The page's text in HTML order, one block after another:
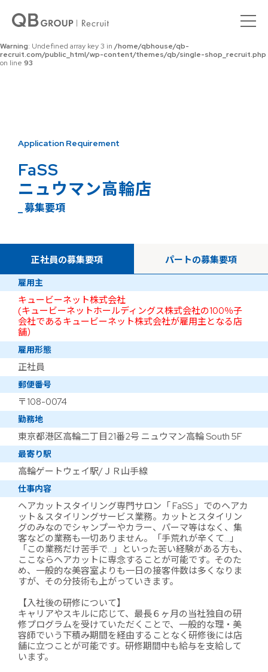
Warning : Undefined array key 0 in
recruit.com/public_html/wp-content/themes/qb/single-shop_recruit.php
on line92
Warning: Undefined array key 3 in /home/qbhouse/qb-
recruit.com/public_html/wp-content/themes/qb/single-shop_recruit.php
on line 93
Application Requirement
FaSS
ニュウマン高輪店
_ 募集要項
正社員の募集要項 パートの募集要項
雇用主
キュービーネット株式会社
(キュービーネットホールディングス株式会社の100％子
会社であるキュービーネット株式会社が雇用主となる店
舗）
雇用形態
正社員
郵便番号
〒108-0074
勤務地
東京都港区高輪二丁目21番2号 ニュウマン高輪 South 5F
最寄り駅
高輪ゲートウェイ駅/ＪＲ山手線
仕事内容
ヘアカットスタイリング専門サロン「 FaSS 」でのヘアカ
ット＆スタイリングサービス業務。カットとスタイリン
グのみなのでシャンプーやカラー、パーマ等はなく、集
客などの業務も一切ありません。「手荒れが辛くて…」
「この業務だけ苦手で…」といった苦い経験がある方も、
ここならヘアカットに専念することが可能です。そのた
め、一般的な美容室よりも一日の接客件数は多くなりま
すが、その分技術も上がっていきます。
【入社後の研修について】
キャリアやスキルに応じて、最長６ヶ月の当社独自の研
修プログラムを受けていただくことで、一般的な理・美
容師でいう下積み期間を経由することなく研修後には店
舗に立つことが可能です。研修期間中も給与を支給して
います。